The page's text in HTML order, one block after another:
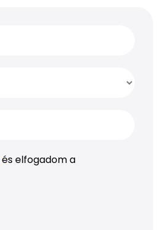
és elfogadom a